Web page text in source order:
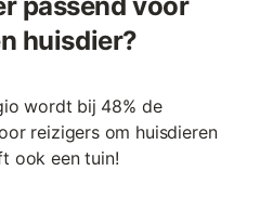
huisdier?
wordt bij 48% de
reizigers om huisdieren
ook een tuin!